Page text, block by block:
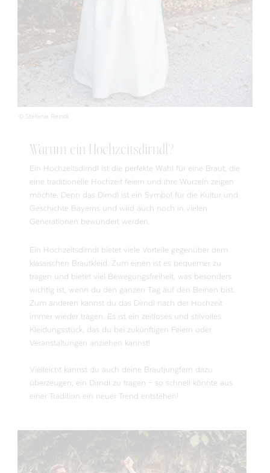
© Stefanie Reindl
Warum ein Hochzeitsdirndl?
Ein Hochzeitsdirndl ist die perfekte Wahl für eine Braut, die
eine traditionelle Hochzeit feiern und ihre Wurzeln zeigen
möchte. Denn das Dirndl ist ein Symbol für die Kultur und
Geschichte Bayerns und wird auch noch in vielen
Generationen bewundert werden.
Ein Hochzeitsdirndl bietet viele Vorteile gegenüber dem
klassischen Brautkleid. Zum einen ist es bequemer zu
tragen und bietet viel Bewegungsfreiheit, was besonders
wichtig ist, wenn du den ganzen Tag auf den Beinen bist.
Zum anderen kannst du das Dirndl nach der Hochzeit
immer wieder tragen. Es ist ein zeitloses und stilvolles
Kleidungsstück, das du bei zukünftigen Feiern oder
Veranstaltungen anziehen kannst!
Vielleicht kannst du auch deine Brautjungfern dazu
überzeugen, ein Dirndl zu tragen – so schnell könnte aus
einer Tradition ein neuer Trend entstehen!